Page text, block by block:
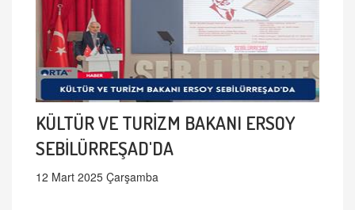
KÜLTÜR VE TURİZM BAKANI ERSOY
SEBİLÜRREŞAD'DA
12 Mart 2025 Çarşamba